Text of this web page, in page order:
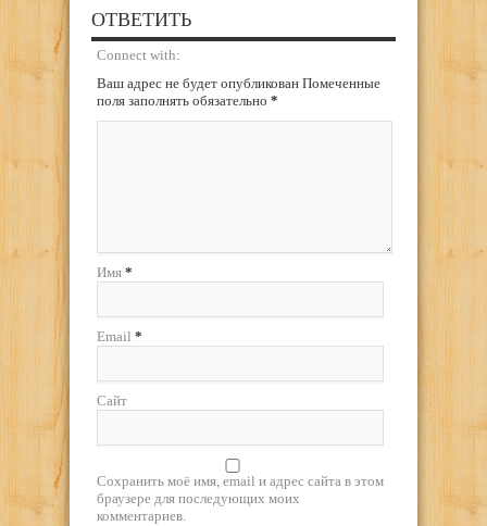
ОТВЕТИТЬ
Connect with:
Ваш адрес не будет опубликован Помеченные
поля заполнять обязательно *
Имя *
Email *
Сайт
Сохранить моё имя, email и адрес сайта в этом
браузере для последующих моих
комментариев.